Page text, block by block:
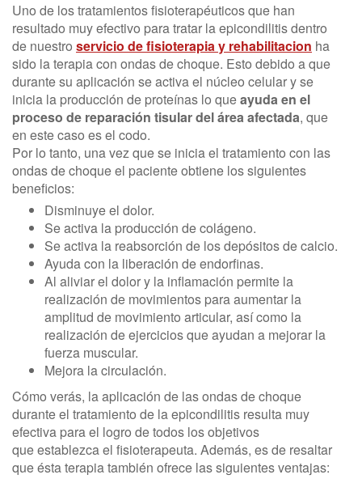
Uno de los tratamientos fisioterapéuticos que han
resultado muy efectivo para tratar la epicondilitis dentro
de nuestro servicio de fisioterapia y rehabilitacion ha
sido la terapia con ondas de choque. Esto debido a que
durante su aplicación se activa el núcleo celular y se
inicia la producción de proteínas lo queayuda en el
proceso de reparación tisular del área afectada, que
en este caso es el codo.
Por lo tanto, una vez que se inicia el tratamiento con las
ondas de choque el paciente obtiene los siguientes
beneficios:
Disminuye el dolor.
Se activa la producción de colágeno.
Se activa la reabsorción de los depósitos de calcio.
Ayuda con la liberación de endorfinas.
Al aliviar el dolor y la inflamación permite la
realización de movimientos para aumentar la
amplitud de movimiento articular, así como la
realización de ejercicios que ayudan a mejorar la
fuerza muscular.
Mejora la circulación.
Cómo verás, la aplicación de las ondas de choque
durante el tratamiento de la epicondilitis resulta muy
efectiva para el logro de todos los objetivos
que establezca el fisioterapeuta. Además, es de resaltar
que ésta terapia también ofrece las siguientes ventajas: